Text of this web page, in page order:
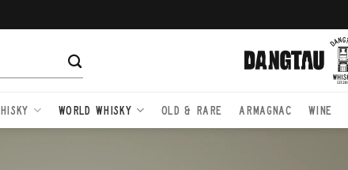
WORLD WHISKY OLD & RARE ARMAGNAC WINE